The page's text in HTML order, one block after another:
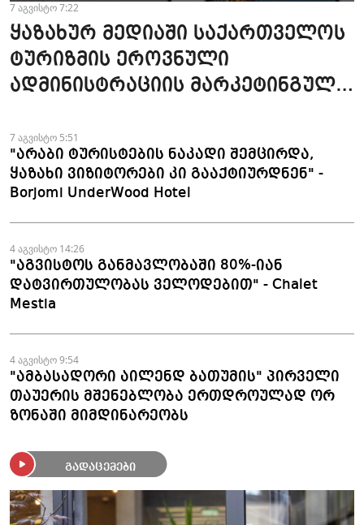
7 აგვისტო 7:22
ყაზახურ მედიაში საქართველოს
ტურიზმის ეროვნული
ადმინისტრაციის მარკეტინგული
მომზადდა
7 აგვისტო 5:51
"არაბი ტურისტების ნაკადი შემცირდა,
ყაზახი ვიზიტორები კი გააქტიურდნენ" -
Borjomi UnderWood Hotel
4 აგვისტო 14:26
"აგვისტოს განმავლობაში 80%-იან
დატვირთულობას ველოდებით" - Chalet
Mestia
4 აგვისტო 9:54
"ამბასადორი აილენდ ბათუმის" პირველი
თაუერის მშენებლობა ერთდროულად ორ
ზონაში მიმდინარეობს
გადაცემები